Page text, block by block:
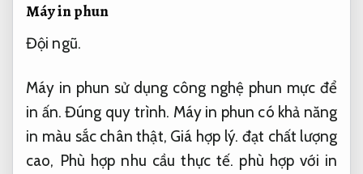
Máy in phun
Đội ngũ.
Máy in phun sử dụng công nghệ phun mực để
in ấn.Đúng quy trình. Máy in phun có khả năng
in màu sắc chân thật, Giá hợp lý. đạt chất lượng
cao, Phù hợp nhu cầu thực tế. phù hợp với in